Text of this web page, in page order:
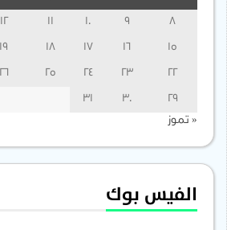
15
16
17
18
19
22
23
24
25
26
29
30
31
« تموز
الفيس بوك